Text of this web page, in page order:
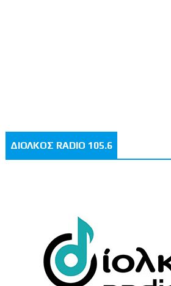
ΔΙΟΛΚΟΣ RADIO 105.6